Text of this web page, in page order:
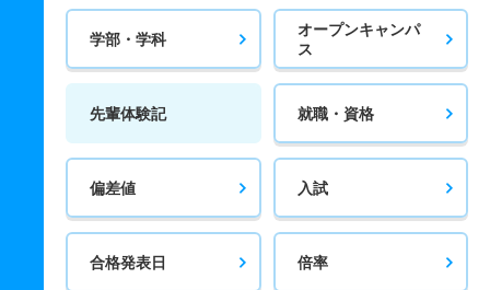
学部・学科
オープンキャンパ
ス
先輩体験記 就職・資格
偏差値 入試
合格発表日 倍率